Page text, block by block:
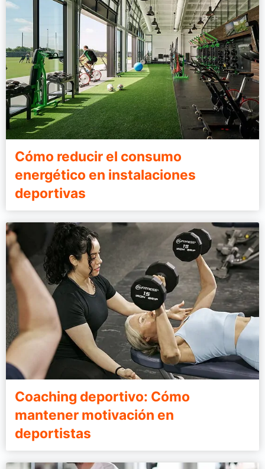
Cómo reducir el consumo
energético en instalaciones
deportivas
Coaching deportivo: Cómo
mantener motivación en
deportistas